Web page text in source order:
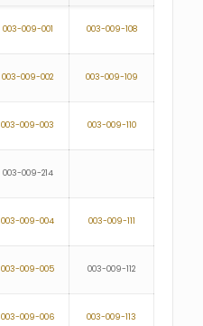
003-009-001 003-009-108
003-009-002 003-009-109
003-009-003 003-009-110
003-009-214
003-009-004 003-009-111
003-009-005 003-009-112
003-009-006 003-009-113